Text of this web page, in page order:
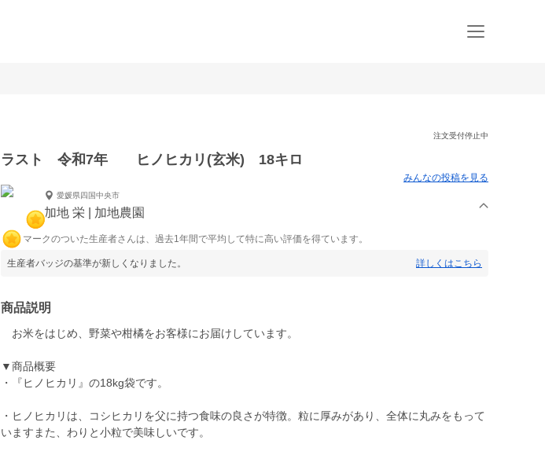
注文受付停止中
ラスト 令和7年 ヒノヒカリ(玄米) 18キロ
みんなの投稿を見る
愛媛県四国中央市
加地 栄 | 加地農園
マークのついた生産者さんは、過去1年間で平均して特に高い評価を得ています。
生産者バッジの基準が新しくなりました。 詳しくはこちら
商品説明
お米をはじめ、野菜や柑橘をお客様にお届けしています。
▼商品概要
・『ヒノヒカリ』の18kg袋です。
・ヒノヒカリは、コシヒカリを父に持つ食味の良さが特徴。粒に厚みがあり、全体に丸みをもって
いますまた、わりと小粒で美味しいです。